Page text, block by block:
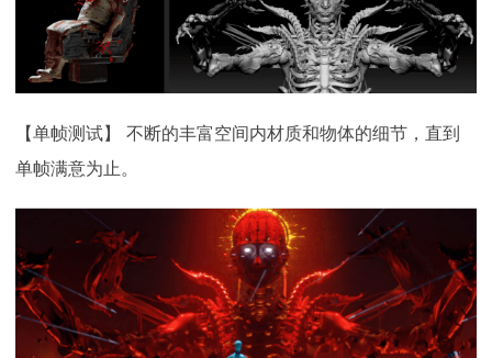
【单帧测试】 不断的丰富空间内材质和物体的细节，直到
单帧满意为止。